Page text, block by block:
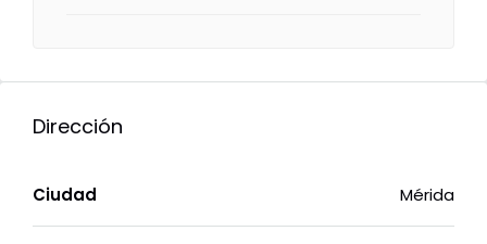
Dirección
Ciudad Mérida